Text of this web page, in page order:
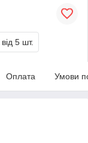
від 5 шт.
Оплата Умови